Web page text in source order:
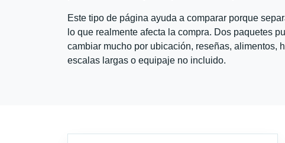
Este tipo de página ayuda a comparar porque
lo que realmente afecta la compra. Dos paquetes
cambiar mucho por ubicación, reseñas, alimentos,
escalas largas o equipaje no incluido.